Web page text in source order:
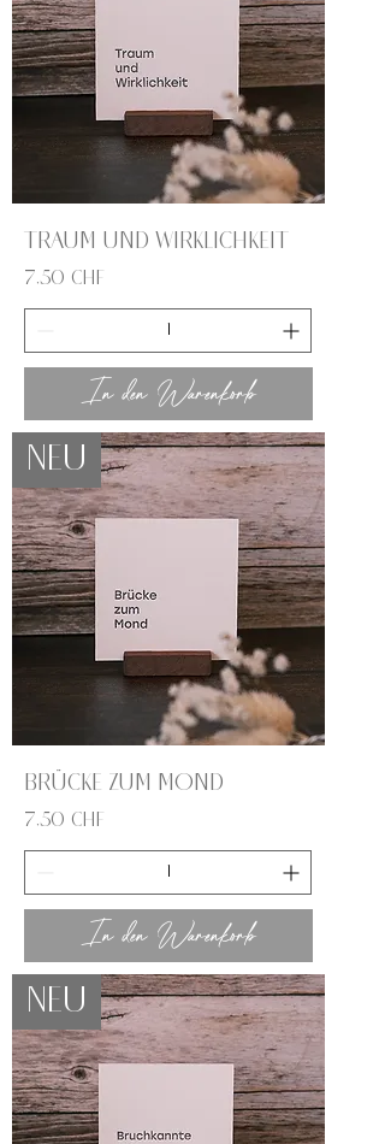
Traum und Wirklichkeit
Preis
7,50 CHF
In den Warenkorb
NEU
Brücke zum Mond
Preis
7,50 CHF
In den Warenkorb
NEU